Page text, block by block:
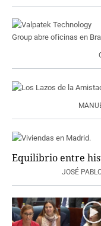
Equilibrio entre
JOSÉ